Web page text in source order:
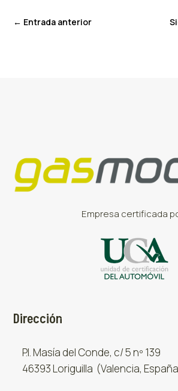
← Entrada anterior
Empresa certificada
Dirección
P.I. Masía del Conde, c/ 5 nº 139
46393 Loriguilla (Valencia,